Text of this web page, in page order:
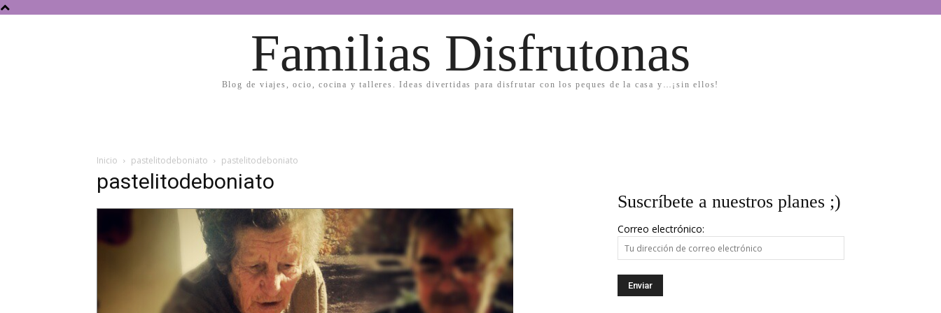
Familias Disfrutonas
Blog de viajes, ocio, cocina y talleres. Ideas divertidas para disfrutar con los peques de la casa y…¡sin ellos!
Inicio pastelitodeboniato pastelitodeboniato
pastelitodeboniato
Suscríbete a nuestros planes ;)
Correo electrónico: